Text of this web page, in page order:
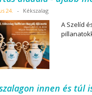
24. - Kékszalag
A Szelíd
innen és túl